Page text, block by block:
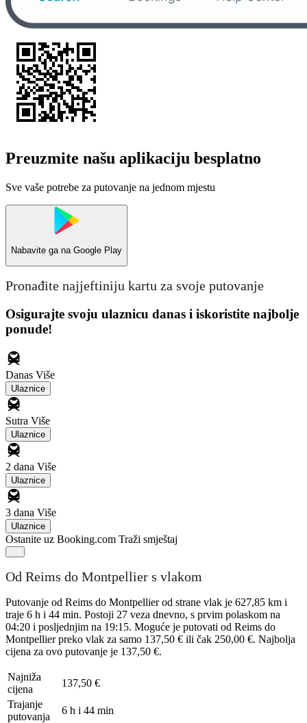
Preuzmite našu aplikaciju besplatno
Sve vaše potrebe za putovanje na jednom mjestu
Nabavite ga na Google Play
Pronađite najjeftiniju kartu za svoje putovanje
Osigurajte svoju ulaznicu danas i iskoristite najbolje
ponude!
Danas Više
Ulaznice
Sutra Više
Ulaznice
2 dana Više
Ulaznice
3 dana Više
Ulaznice
Ostanite uz Booking.com Traži smještaj
Od Reims do Montpellier s vlakom
Putovanje od Reims do Montpellier od strane vlak je 627,85 km i
traje 6 h i 44 min. Postoji 27 veza dnevno, s prvim polaskom na
04:20 i posljednjim na 19:15. Moguće je putovati od Reims do
Montpellier preko vlak za samo 137,50 € ili čak 250,00 €. Najbolja
cijena za ovo putovanje je 137,50 €.
Najniža
cijena
137,50 €
Trajanje
putovanja
6 h i 44 min